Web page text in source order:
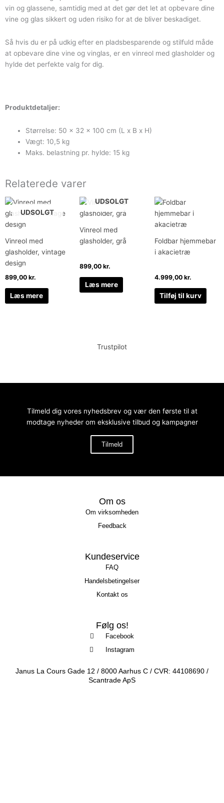
vin og glassene, samtidig med at det gør det let at opbevare dine
vine og glas sikkert og uden risiko for at de bliver beskadiget.
Så hvis du er på udkig efter en pladsbesparende og stilfuld måde
at opbevare dine vine og vinglas, er en vinreol med glasholder og
hylde det perfekte valg for dig.
Produktdetaljer:
Størrelse: 50 x 32 x 100 cm (L x B x H)
Vægt: 10,5 kg
Maks. belastning pr. hylde: 15 kg
Relaterede varer
UDSOLGT
Vinreol med
glasholder, vintage
design
899,00 kr.
Læs mere
UDSOLGT
Vinreol med
glasholder, grå
899,00kr.
Læs mere
Foldbar hjemmebar
i akacietræ
4.999,00 kr.
Tilføj til kurv
Trustpilot
Tilmeld dig vores nyhedsbrev og vær den første til at
modtage nyheder om eksklusive tilbud og kampagner
Tilmeld
Om os
Om virksomheden
Feedback
Kundeservice
FAQ
Handelsbetingelser
Kontakt os
Følg os!
Facebook
Instagram
Janus La Cours Gade 12 / 8000 Aarhus C / CVR: 44108690 /
Scantrade ApS